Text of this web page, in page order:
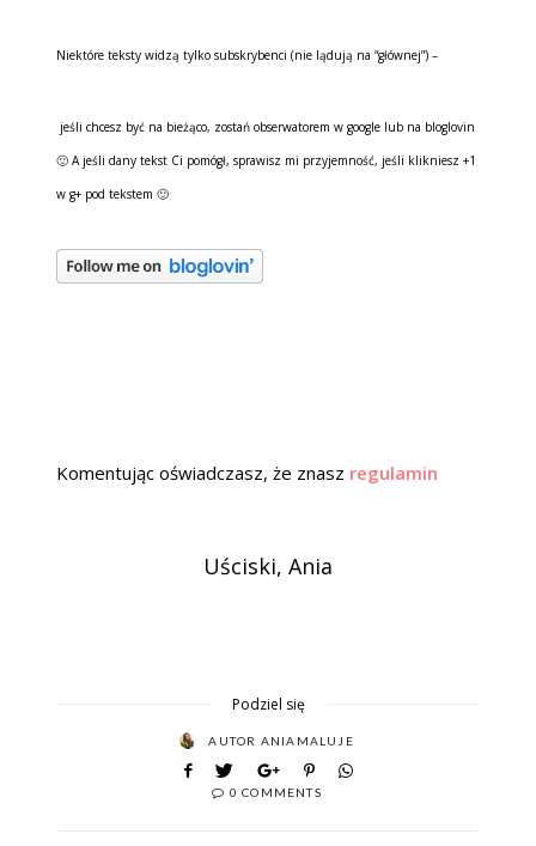
Niektóre teksty widzą tylko subskrybenci (nie lądują na “głównej”) –
jeśli chcesz być na bieżąco, zostań obserwatorem w google lub na bloglovin
🙂 A jeśli dany tekst Ci pomógł, sprawisz mi przyjemność, jeśli klikniesz +1
w g+ pod tekstem 🙂
Komentując oświadczasz, że znasz regulamin
Uściski, Ania
Podziel się
AUTOR ANIAMALUJE
0 COMMENTS